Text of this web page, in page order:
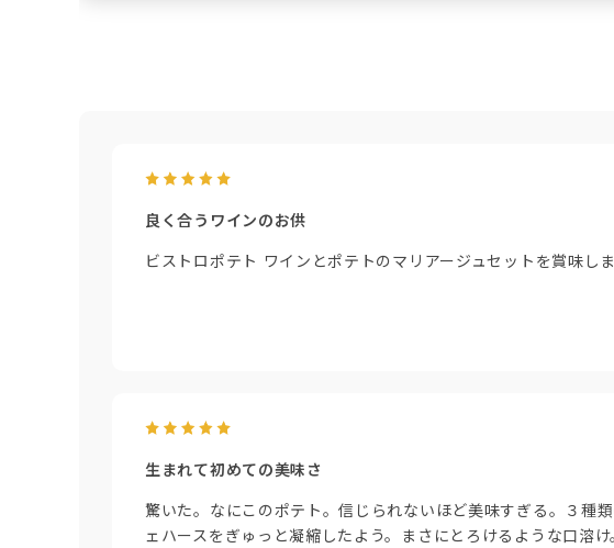
良く合うワインのお供
ビストロポテト ワインとポテトのマリアージュセットを賞味し
生まれて初めての美味さ
驚いた。なにこのポテト。信じられないほど美味すぎる。３種
ェハースをぎゅっと凝縮したよう。まさにとろけるような口溶